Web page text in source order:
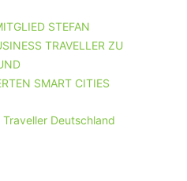
STEFAN
TRAVELLER ZU
SMART CITIES